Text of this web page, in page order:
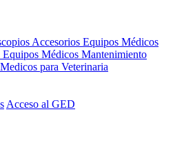
Accesorios Equipos Médicos
Equipos Médicos Mantenimiento
para Veterinaria
Acceso al GED